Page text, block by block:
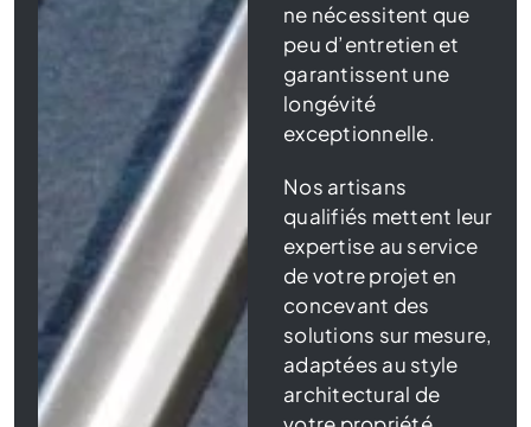
ne nécessitent que
peu d’entretien et
garantissent une
longévité
exceptionnelle.
Nos artisans
qualifiés mettent leur
expertise au service
de votre projet en
concevant des
solutions sur mesure,
adaptées au style
architectural de